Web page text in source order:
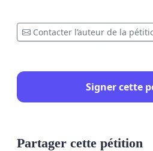
Cyrille-de-Wendover, mais
CONSIDÉRANT QUEces
îlots de chaleur en campagne
Contacter l’auteur de la
Signer cette
Partager cette pétition